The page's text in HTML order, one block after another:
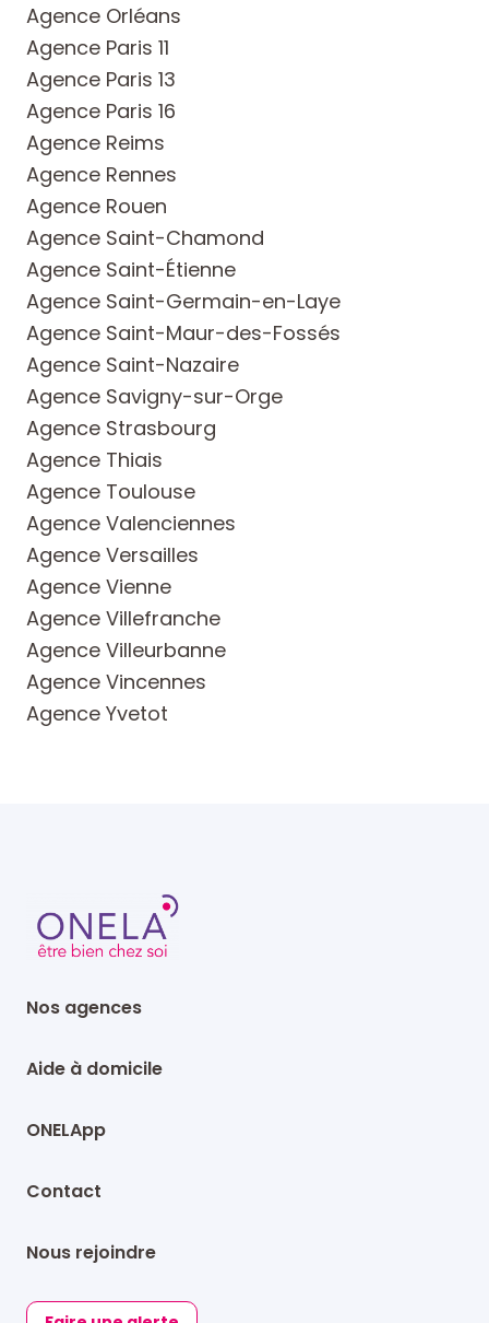
Agence Orléans
Agence Paris 11
Agence Paris 13
Agence Paris 16
Agence Reims
Agence Rennes
Agence Rouen
Agence Saint-Chamond
Agence Saint-Étienne
Agence Saint-Germain-en-Laye
Agence Saint-Maur-des-Fossés
Agence Saint-Nazaire
Agence Savigny-sur-Orge
Agence Strasbourg
Agence Thiais
Agence Toulouse
Agence Valenciennes
Agence Versailles
Agence Vienne
Agence Villefranche
Agence Villeurbanne
Agence Vincennes
Agence Yvetot
Nos agences
Aide à domicile
ONELApp
Contact
Nous rejoindre